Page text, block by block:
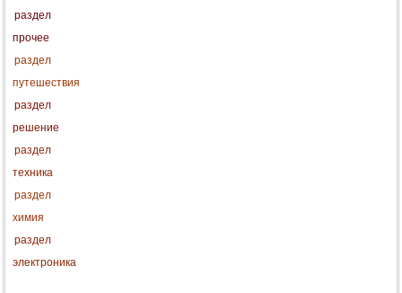
раздел
прочее
раздел
путешествия
раздел
решение
раздел
техника
раздел
химия
раздел
электроника